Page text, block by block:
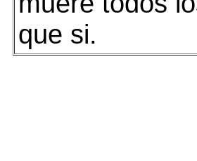
que si.